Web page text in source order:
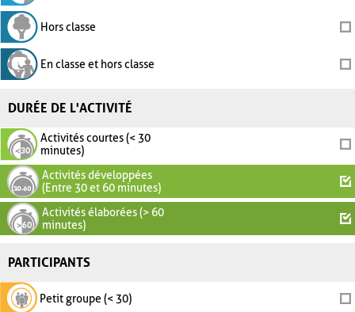
Hors classe
En classe et hors classe
DURÉE DE L'ACTIVITÉ
Activités courtes (< 30
minutes)
Activités développées
(Entre 30 et 60 minutes)
Activités élaborées (> 60
minutes)
PARTICIPANTS
Petit groupe (< 30)